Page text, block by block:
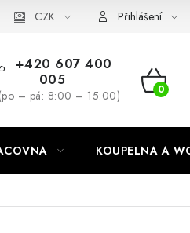
CZK Přihlášení
+420 607 400
005
– pá: 8:00 – 15:00)
KOUPELNA A